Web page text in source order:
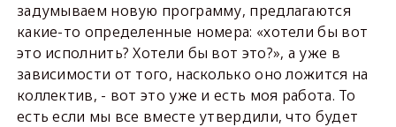
задумываем новую программу, предлагаются
какие-то определенные номера: «хотели бы вот
это исполнить? Хотели бы вот это?», а уже в
зависимости от того, насколько оно ложится на
коллектив, - вот это уже и есть моя работа. То
есть если мы все вместе утвердили, что будет